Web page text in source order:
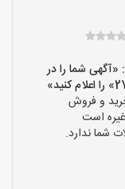
شما را در
و فروش
غیره است
شما ندارد.